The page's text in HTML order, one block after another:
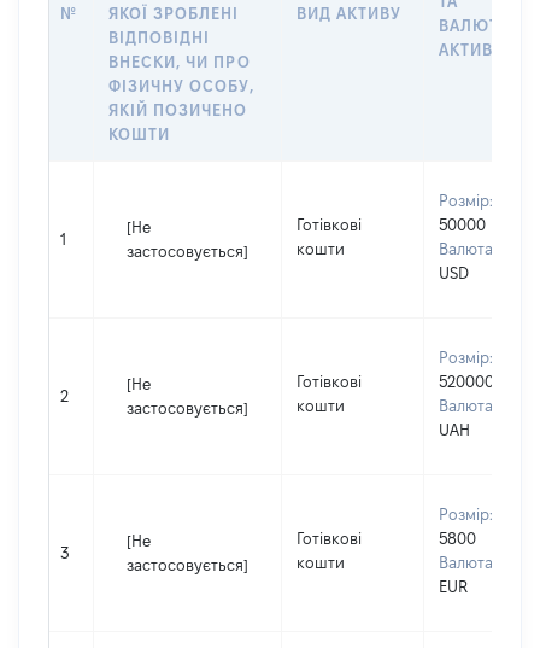
№
ЯКОЇ ЗРОБЛЕНІ
ВІДПОВІДНІ
ВНЕСКИ, ЧИ ПРО
ФІЗИЧНУ ОСОБУ,
ЯКІЙ ПОЗИЧЕНО
КОШТИ
ВИД АКТИВУ
ВАЛЮТА
АКТИВУ
1
[Не
застосовується]
Готівкові
кошти
Розмір:
50000
Валюта:
USD
2
[Не
застосовується]
Готівкові
кошти
Розмір:
520000
Валюта:
UAH
3
[Не
застосовується]
Готівкові
кошти
Розмір:
5800
Валюта:
EUR